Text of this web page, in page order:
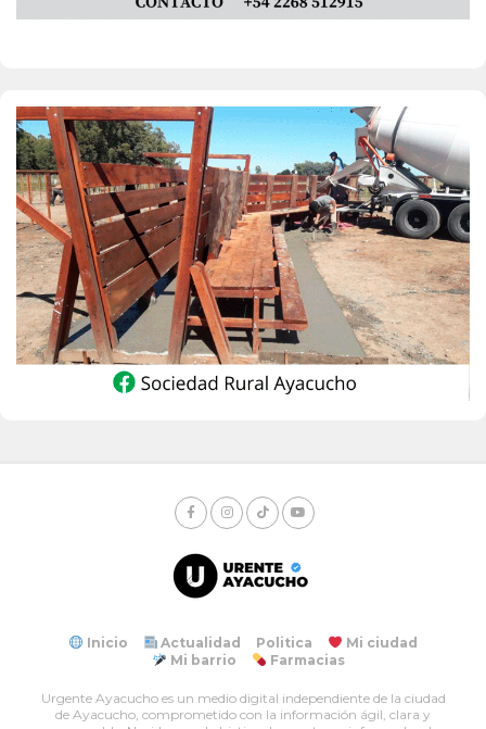
Inicio Actualidad Politica
Mi ciudad
Mi barrio
Farmacias
Urgente Ayacucho es un medio digital independiente de la ciudad
de Ayacucho, comprometido con la información ágil, clara y